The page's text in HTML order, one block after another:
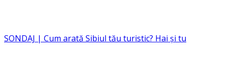
SONDAJ | Cum arată Sibiul tău turistic? Hai și tu